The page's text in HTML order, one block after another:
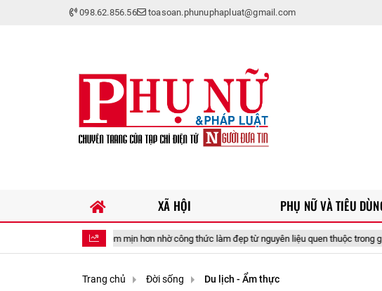
098.62.856.56 toasoan.phunuphapluat@gmail.com
mềm mịn hơn nhờ công thức làm đẹp từ nguyên liệu quen thuộc trong gian bếp 4
XÃ HỘI PHỤ NỮ VÀ TIÊU
Trang chủ Đời sống Du lịch - Ẩm thực